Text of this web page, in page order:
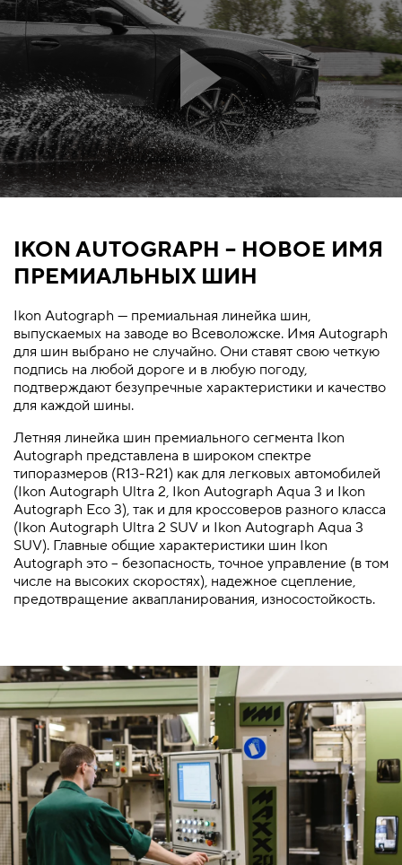
IKON AUTOGRAPH – НОВОЕ ИМЯ
ПРЕМИАЛЬНЫХ ШИН
Ikon Autograph — премиальная линейка шин,
выпускаемых на заводе во Всеволожске. Имя Autograph
для шин выбрано не случайно. Они ставят свою четкую
подпись на любой дороге и в любую погоду,
подтверждают безупречные характеристики и качество
для каждой шины.
Летняя линейка шин премиального сегмента Ikon
Autograph представлена в широком спектре
типоразмеров (R13-R21) как для легковых автомобилей
(Ikon Autograph Ultra 2, Ikon Autograph Aqua 3 и Ikon
Autograph Eco 3), так и для кроссоверов разного класса
(Ikon Autograph Ultra 2 SUV и Ikon Autograph Aqua 3
SUV). Главные общие характеристики шин Ikon
Autograph это – безопасность, точное управление (в том
числе на высоких скоростях), надежное сцепление,
предотвращение аквапланирования, износостойкость.